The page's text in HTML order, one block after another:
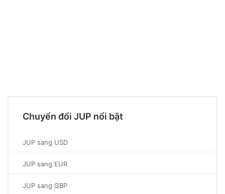
Chuyển đổi JUP nổi bật
JUP sang USD
JUP sang EUR
JUP sang GBP